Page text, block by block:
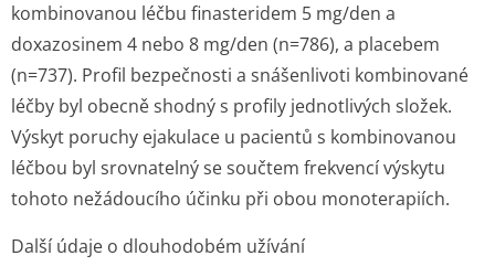
kombinovanou léčbu finasteridem 5 mg/den a
doxazosinem 4 nebo 8 mg/den (n=786), a placebem
(n=737). Profil bezpečnosti a snášenlivoti kombinované
léčby byl obecně shodný s profily jednotlivých složek.
Výskyt poruchy ejakulace u pacientů s kombinovanou
léčbou byl srovnatelný se součtem frekvencí výskytu
tohoto nežádoucího účinku při obou monoterapiích.
Další údaje o dlouhodobém užívání